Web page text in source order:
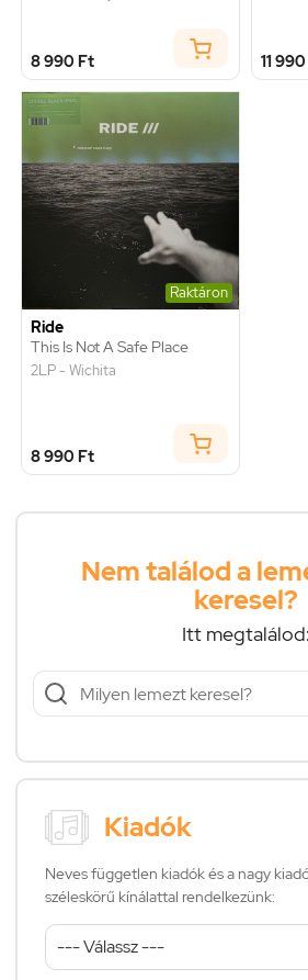
8 990 Ft 11
Raktáron
Ride
This Is Not A Safe Place
2LP - Wichita
8 990 Ft
Nem találod a
keresel?
Itt megtalálod:
Kiadók
Neves független kiadók és a nagy
széleskörű kínálattal rendelkezünk: